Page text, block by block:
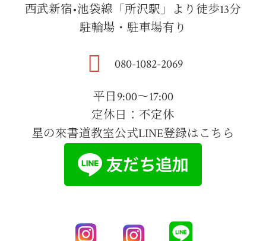
西武新宿•池袋線「所沢駅」より徒歩13分
駐輪場・駐車場有り
080-1082-2069
平日9:00～17:00
定休日：不定休
星の來書道教室公式LINE登録はこちら